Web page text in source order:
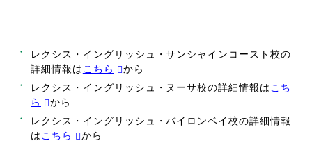
レクシス・イングリッシュ・サンシャインコースト校の
詳細情報はこちら
から
レクシス・イングリッシュ・ヌーサ校の詳細情報はこち
ら
から
レクシス・イングリッシュ・バイロンベイ校の詳細情報
は こちら
から